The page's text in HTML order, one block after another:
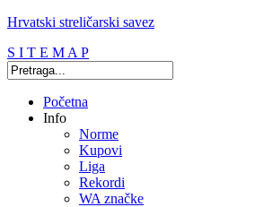
Hrvatski streličarski savez
S I T E M A P
Početna
Info
Norme
Kupovi
Liga
Rekordi
WA značke